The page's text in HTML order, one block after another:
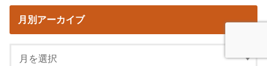
月別アーカイブ